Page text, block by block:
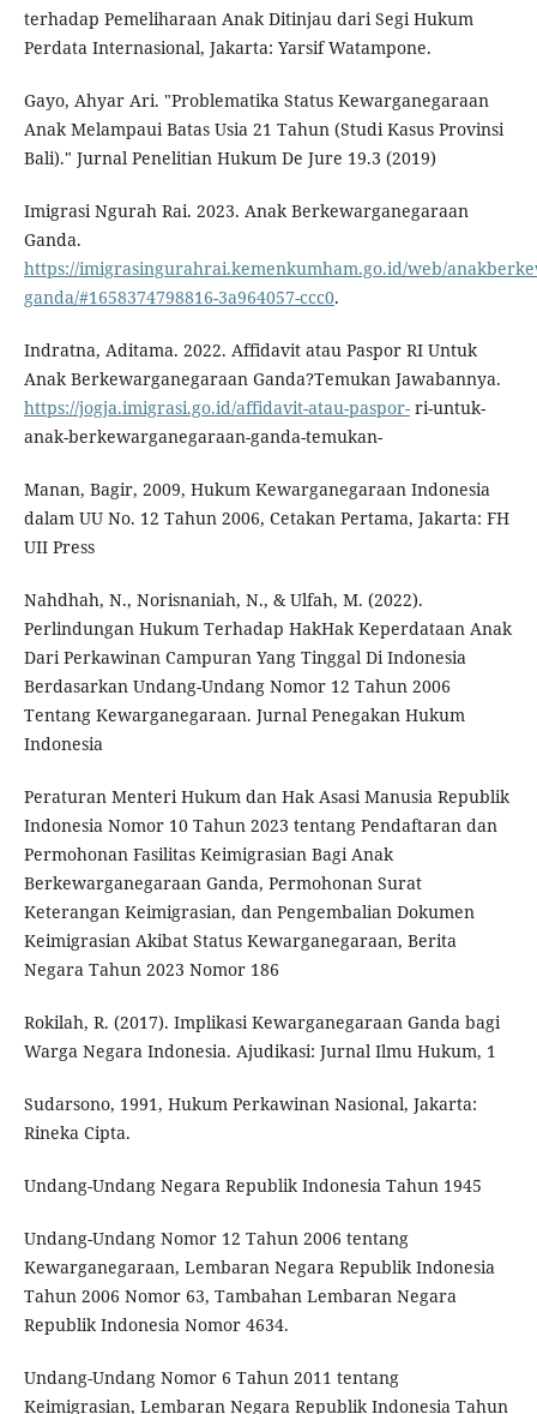
terhadap Pemeliharaan Anak Ditinjau dari Segi Hukum
Perdata Internasional, Jakarta: Yarsif Watampone.
Gayo, Ahyar Ari. "Problematika Status Kewarganegaraan
Anak Melampaui Batas Usia 21 Tahun (Studi Kasus Provinsi
Bali)." Jurnal Penelitian Hukum De Jure 19.3 (2019)
Imigrasi Ngurah Rai. 2023. Anak Berkewarganegaraan
Ganda.
https://imigrasingurahrai.kemenkumham.go.id/web/
ganda/#1658374798816-3a964057-ccc0.
Indratna, Aditama. 2022. Affidavit atau Paspor RI Untuk
Anak Berkewarganegaraan Ganda?Temukan Jawabannya.
https://jogja.imigrasi.go.id/affidavit-atau-paspor-ri-untuk-
anak-berkewarganegaraan-ganda-temukan-
Manan, Bagir, 2009, Hukum Kewarganegaraan Indonesia
dalam UU No. 12 Tahun 2006, Cetakan Pertama, Jakarta: FH
UII Press
Nahdhah, N., Norisnaniah, N., & Ulfah, M. (2022).
Perlindungan Hukum Terhadap HakHak Keperdataan Anak
Dari Perkawinan Campuran Yang Tinggal Di Indonesia
Berdasarkan Undang-Undang Nomor 12 Tahun 2006
Tentang Kewarganegaraan. Jurnal Penegakan Hukum
Indonesia
Peraturan Menteri Hukum dan Hak Asasi Manusia Republik
Indonesia Nomor 10 Tahun 2023 tentang Pendaftaran dan
Permohonan Fasilitas Keimigrasian Bagi Anak
Berkewarganegaraan Ganda, Permohonan Surat
Keterangan Keimigrasian, dan Pengembalian Dokumen
Keimigrasian Akibat Status Kewarganegaraan, Berita
Negara Tahun 2023 Nomor 186
Rokilah, R. (2017). Implikasi Kewarganegaraan Ganda bagi
Warga Negara Indonesia. Ajudikasi: Jurnal Ilmu Hukum, 1
Sudarsono, 1991, Hukum Perkawinan Nasional, Jakarta:
Rineka Cipta.
Undang-Undang Negara Republik Indonesia Tahun 1945
Undang-Undang Nomor 12 Tahun 2006 tentang
Kewarganegaraan, Lembaran Negara Republik Indonesia
Tahun 2006 Nomor 63, Tambahan Lembaran Negara
Republik Indonesia Nomor 4634.
Undang-Undang Nomor 6 Tahun 2011 tentang
Keimigrasian, Lembaran Negara Republik Indonesia Tahun